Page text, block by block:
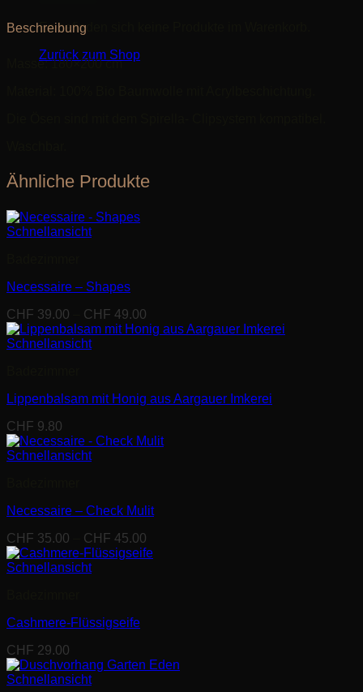
Es befinden sich keine Produkte im Warenkorb.
Zurück zum Shop
Beschreibung
Masse: 180×200 cm
Ähnliche Produkte
Schnellansicht
Necessaire – Shapes
CHF 39.00 CHF 49.00
CHF 39.00
Schnellansicht
Lippenbalsam mit Honig aus Aargauer Imkerei
CHF 9.80
Schnellansicht
Necessaire – Check Mulit
CHF 35.00 CHF 45.00
CHF 35.00
Schnellansicht
Cashmere-Flüssigseife
CHF 29.00
Schnellansicht